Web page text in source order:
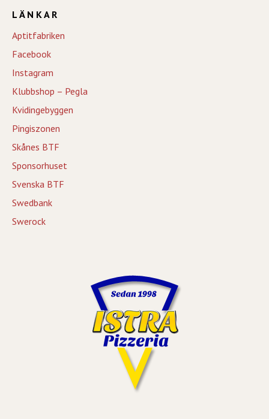
LÄNKAR
Aptitfabriken
Facebook
Instagram
Klubbshop – Pegla
Kvidingebyggen
Pingiszonen
Skånes BTF
Sponsorhuset
Svenska BTF
Swedbank
Swerock